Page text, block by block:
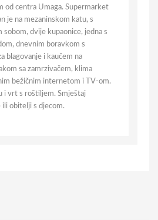
od centra Umaga. Supermarket
je na mezaninskom katu, s
sobom, dvije kupaonice, jedna s
dnevnim boravkom s
blagovanje i kaučem na
sa zamrzivačem, klima
bežičnim internetom i TV-om.
i vrt s roštiljem. Smještaj
ili obitelji s djecom.